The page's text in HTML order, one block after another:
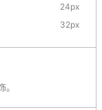
24px
32px